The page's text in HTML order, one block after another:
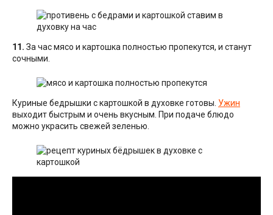
11. За час мясо и картошка полностью пропекутся, и станут
сочными.
Куриные бедрышки с картошкой в духовке готовы. Ужин
выходит быстрым и очень вкусным. При подаче блюдо
можно украсить свежей зеленью.